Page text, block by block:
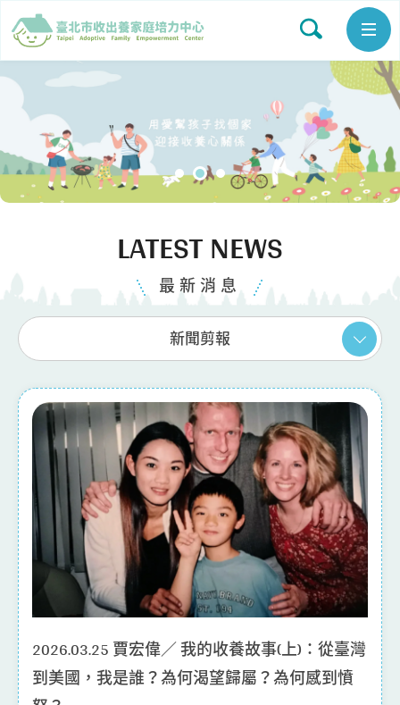
LATEST NEWS
最新消息
新聞剪報
2026.03.25 賈宏偉／ 我的收養故事(上)：從臺灣
到美國，我是誰？為何渴望歸屬？為何感到憤